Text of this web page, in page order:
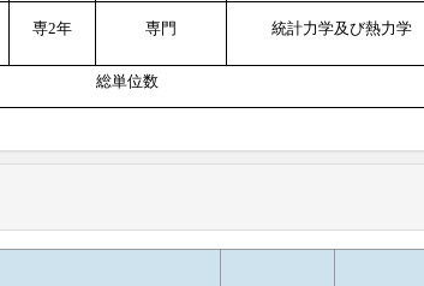
専2年 専門 統計力学及び熱力学
総単位数